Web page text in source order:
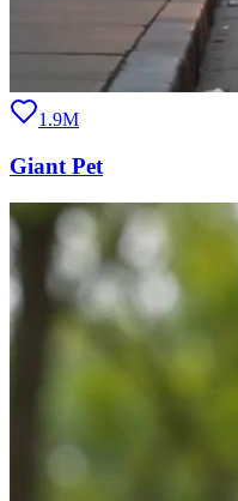
1.9M
Giant Pet